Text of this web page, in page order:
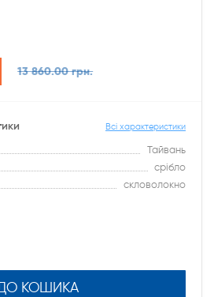
13 860.00 грн.
Всі характеристики
Тайвань
срібло
скловолокно
КОШИКА